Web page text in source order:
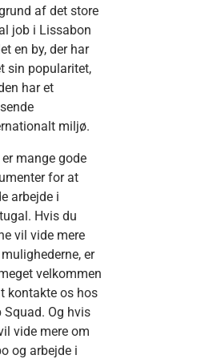
af det store
job i Lissabon
en by, der har
sin popularitet,
har et
miljø.
er mange gode
for at
arbejde i
Hvis du
vil vide mere
er
velkommen
kontakte os hos
Squad. Og hvis
vide mere om
og arbejde i